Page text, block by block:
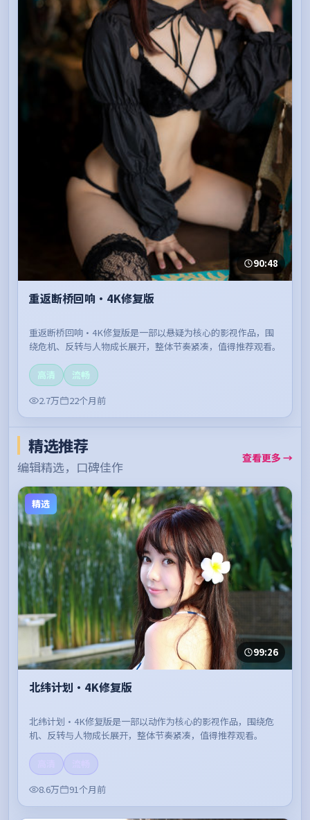
90:48
重返断桥回响·4K修复版
重返断桥回响·4K修复版是一部以悬疑为核心的影视作品，围
绕危机、反转与人物成长展开，整体节奏紧凑，值得推荐观看。
高清
流畅
2.7万
22个月前
精选推荐
编辑精选，口碑佳作
查看更多 →
精选
99:26
北纬计划·4K修复版
北纬计划·4K修复版是一部以动作为核心的影视作品，围绕危
机、反转与人物成长展开，整体节奏紧凑，值得推荐观看。
8.6万
91个月前